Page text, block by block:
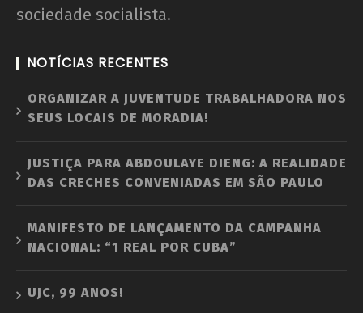
sociedade socialista.
NOTÍCIAS RECENTES
ORGANIZAR A JUVENTUDE TRABALHADORA NOS
SEUS LOCAIS DE MORADIA!
JUSTIÇA PARA ABDOULAYE DIENG: A REALIDADE
DAS CRECHES CONVENIADAS EM SÃO PAULO
MANIFESTO DE LANÇAMENTO DA CAMPANHA
NACIONAL: “1 REAL POR CUBA”
UJC, 99 ANOS!